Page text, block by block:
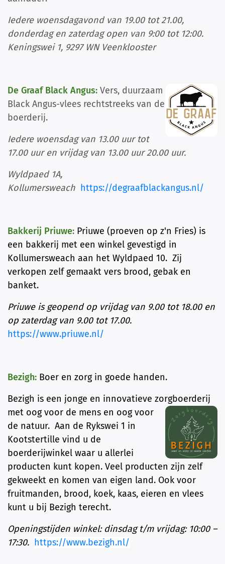
Iedere woensdagavond van 19.00 tot 21.00,
donderdag en zaterdag open van 9:00 tot 12:00.
Keningswei 1, 9297 WN Veenklooster
De Graaf Black Angus: Vers, duurzaam
Black Angus-vlees rechtstreeks van de
boerderij.
Iedere woensdag van 13.00 uur tot
17.00 uur en vrijdag van 13.00 uur 20.00 uur.
Wyldpaed 1A,
Kollumersweach https://degraafblackangus.nl/
Bakkerij Priuwe: Priuwe (proeven op z'n Fries) is
een bakkerij met een winkel gevestigd in
Kollumersweach aan het Wyldpaed 10. Zij
verkopen zelf gemaakt vers brood, gebak en
banket.
Priuwe is geopend op vrijdag van 9.00 tot 18.00 en
op zaterdag van 9.00 tot 17.00.
https://www.priuwe.nl/
Bezigh: Boer en zorg in goede handen.
Bezigh is een jonge en innovatieve zorgboerderij
met oog voor de mens en oog voor
de natuur. Aan de Rykswei 1 in
Kootstertille vind u de
boerderijwinkel waar u allerlei
producten kunt kopen. Veel producten zijn zelf
gekweekt en komen van eigen land. Ook voor
fruitmanden, brood, koek, kaas, eieren en vlees
kunt u bij Bezigh terecht.
Openingstijden winkel: dinsdag t/m vrijdag: 10:00 –
17:30. https://www.bezigh.nl/